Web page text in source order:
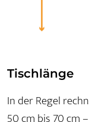
Tischlänge
In der Regel